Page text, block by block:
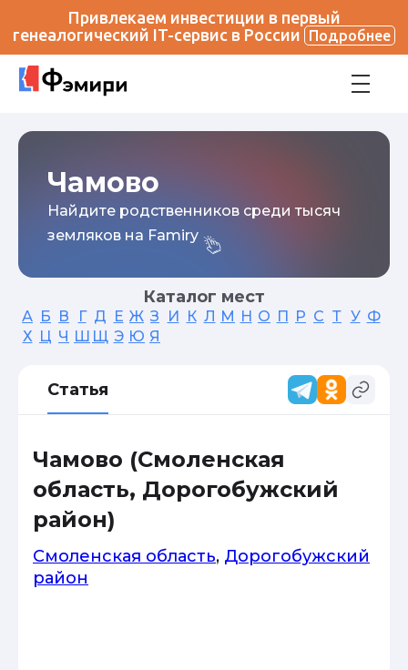
Привлекаем инвестиции в первый
генеалогический IT-сервис в России
Подробнее
Чамово
Найдите родственников среди тысяч
земляков на Famiry
Каталог мест
А Б В Г Д Е Ж З И К Л М Н О П Р С Т У Ф
Х Ц Ч Ш Щ Э Ю Я
Статья
Чамово (Смоленская
область, Дорогобужский
район)
Смоленская область, Дорогобужский
район